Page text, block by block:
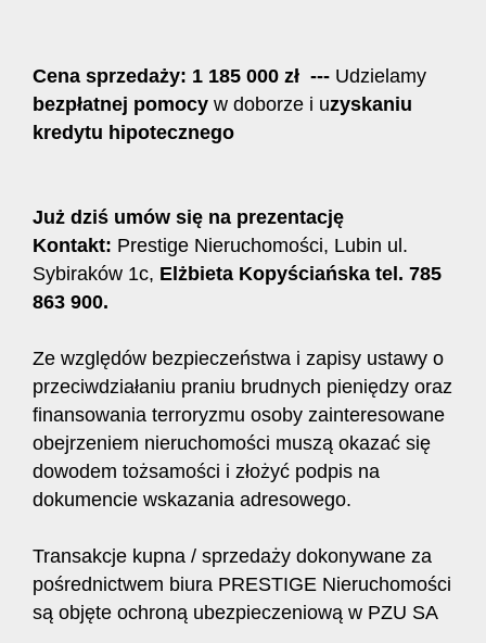
Cena sprzedaży: 1 185 000 zł --- Udzielamy
bezpłatnej pomocy w doborze i uzyskaniu
kredytu hipotecznego
Już dziś umów się na prezentację
Kontakt: Prestige Nieruchomości, Lubin ul.
Sybiraków 1c, Elżbieta Kopyściańska tel. 785
863 900.
Ze względów bezpieczeństwa i zapisy ustawy o
przeciwdziałaniu praniu brudnych pieniędzy oraz
finansowania terroryzmu osoby zainteresowane
obejrzeniem nieruchomości muszą okazać się
dowodem tożsamości i złożyć podpis na
dokumencie wskazania adresowego.
Transakcje kupna / sprzedaży dokonywane za
pośrednictwem biura PRESTIGE Nieruchomości
są objęte ochroną ubezpieczeniową w PZU SA